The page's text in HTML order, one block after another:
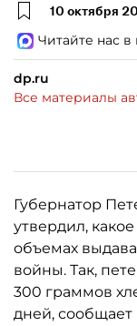
10 октября
Читайте нас
dp.ru
Все материалы
Губернатор
утвердил,
объемах
войны. Так,
300 граммов
дней, сообщает